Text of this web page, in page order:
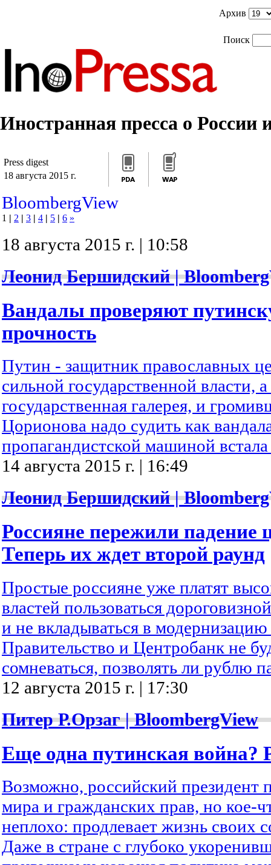
Архив
Поиск
Иностранная пресса о России
Press digest
18 августа 2015 г.
BloombergView
1 | 2 | 3 | 4 | 5 | 6 »
18 августа 2015 г. | 10:58
Леонид Бершидский |
Вандалы проверяют
прочность
Путин - защитник православных
сильной государственной
государственная галерея, и
Цорионова надо судить как
пропагандистской машиной встала
14 августа 2015 г. | 16:49
Леонид Бершидский |
Россияне пережили падение
Теперь их ждет второй раунд
Простые россияне уже платят
властей пользоваться
и не вкладываться в
Правительство и Центробанк не
сомневаться, позволять ли рублю
12 августа 2015 г. | 17:30
Питер Р.Орзаг | BloombergView
Еще одна путинская война?
Возможно, российский президент
мира и гражданских прав, но кое-
неплохо: продлевает жизнь своих
Даже в стране с глубоко